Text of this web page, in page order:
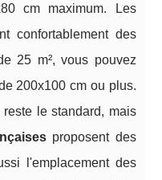
cm maximum. Les
confortablement des
25 m², vous pouvez
200x100 cm ou plus.
le standard, mais
proposent des
l'emplacement des